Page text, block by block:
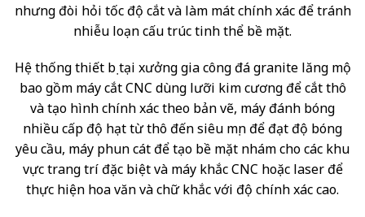
nhưng đòi hỏi tốc độ cắt và làm mát chính xác để tránh
nhiễu loạn cấu trúc tinh thể bề mặt.
Hệ thống thiết bị tại xưởng gia công đá granite lăng mộ
bao gồm máy cắt CNC dùng lưỡi kim cương để cắt thô
và tạo hình chính xác theo bản vẽ, máy đánh bóng
nhiều cấp độ hạt từ thô đến siêu mịn để đạt độ bóng
yêu cầu, máy phun cát để tạo bề mặt nhám cho các khu
vực trang trí đặc biệt và máy khắc CNC hoặc laser để
thực hiện hoa văn và chữ khắc với độ chính xác cao.